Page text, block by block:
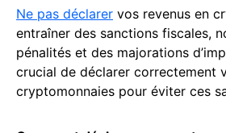
Ne pas déclarer vos revenus en
entraîner des sanctions fiscales,
pénalités et des majorations
crucial de déclarer correctement
cryptomonnaies pour éviter ces